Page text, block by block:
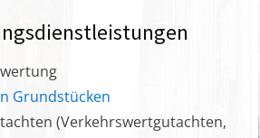
Grundstücken
(Verkehrswertgutachten,